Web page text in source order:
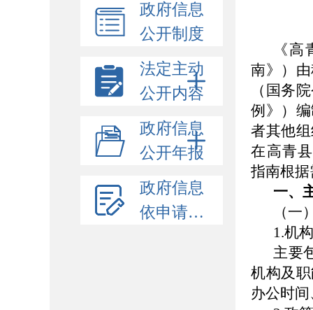
政府信息
公开制度
法定主动
公开内容
政府信息
公开年报
政府信息
依申请公开
《
南》）
（国务
例》）
者其他
在高青
指南根
一、
（
1.机
主要
机构及
办公时